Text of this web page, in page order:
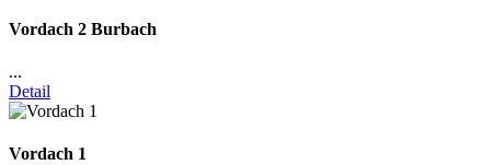
Vordach 2 Burbach
...
Detail
Vordach 1